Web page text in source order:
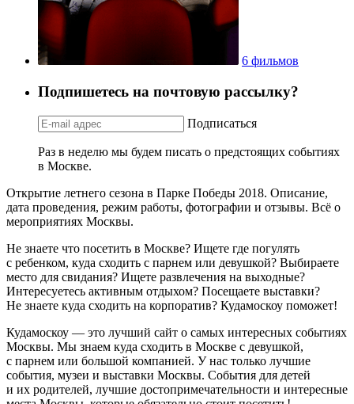
6 фильмов
Подпишетесь на почтовую рассылку?
Подписаться
Раз в неделю мы будем писать о предстоящих событиях
в Москве.
Открытие летнего сезона в Парке Победы 2018. Описание,
дата проведения, режим работы, фотографии и отзывы. Всё о
мероприятиях Москвы.
Не знаете что посетить в Москве? Ищете где погулять
с ребенком, куда сходить с парнем или девушкой? Выбираете
место для свидания? Ищете развлечения на выходные?
Интересуетесь активным отдыхом? Посещаете выставки?
Не знаете куда сходить на корпоратив? Кудамоскоу поможет!
Кудамоскоу — это лучший сайт о самых интересных событиях
Москвы. Мы знаем куда сходить в Москве с девушкой,
с парнем или большой компанией. У нас только лучшие
события, музеи и выставки Москвы. События для детей
и их родителей, лучшие достопримечательности и интересные